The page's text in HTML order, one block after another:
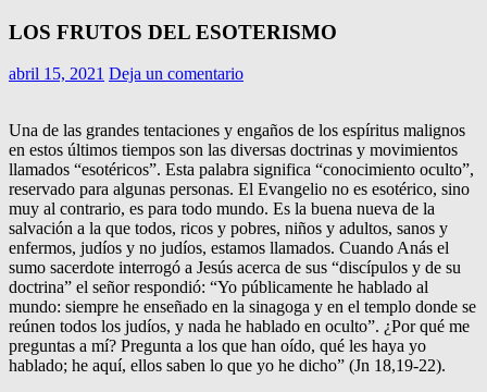
LOS FRUTOS DEL ESOTERISMO
abril 15, 2021 Deja un comentario
Una de las grandes tentaciones y engaños de los espíritus malignos
en estos últimos tiempos son las diversas doctrinas y movimientos
llamados “esotéricos”. Esta palabra significa “conocimiento oculto”,
reservado para algunas personas. El Evangelio no es esotérico, sino
muy al contrario, es para todo mundo. Es la buena nueva de la
salvación a la que todos, ricos y pobres, niños y adultos, sanos y
enfermos, judíos y no judíos, estamos llamados. Cuando Anás el
sumo sacerdote interrogó a Jesús acerca de sus “discípulos y de su
doctrina” el señor respondió: “Yo públicamente he hablado al
mundo: siempre he enseñado en la sinagoga y en el templo donde se
reúnen todos los judíos, y nada he hablado en oculto”. ¿Por qué me
preguntas a mí? Pregunta a los que han oído, qué les haya yo
hablado; he aquí, ellos saben lo que yo he dicho” (Jn 18,19-22).